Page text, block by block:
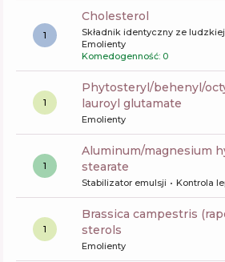
1
cholesterol
Składnik identyczny ze
Emolienty
Komedogenność: 0
1
phytosteryl/behenyl/octyldodecyl
lauroyl glutamate
Emolienty
1
aluminum/magnesium hydroxide
stearate
Stabilizator emulsji Kontrola
1
brassica campestris (rapeseed)
sterols
Emolienty